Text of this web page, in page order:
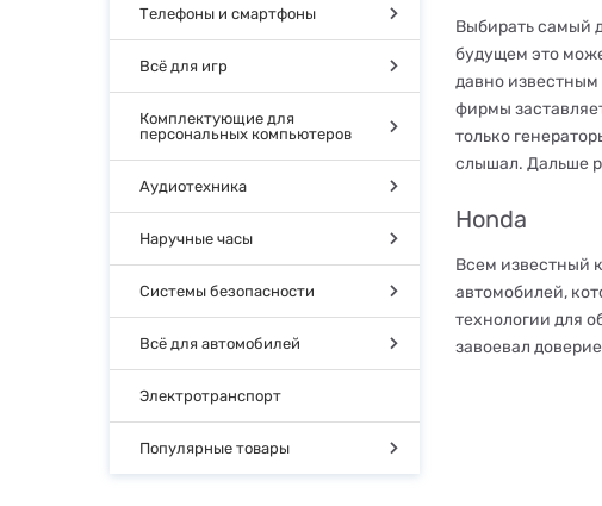
Телефоны и смартфоны
Всё для игр
Комплектующие для
персональных компьютеров
Аудиотехника
Наручные часы
Системы безопасности
Всё для автомобилей
Электротранспорт
Популярные товары
Выбирать самый
будущем это
давно
фирмы
только
слышал. Дальше
Honda
Всем известный
автомобилей,
технологии для
завоевал